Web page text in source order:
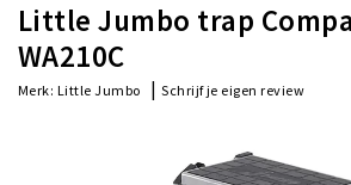
Little Jumbo trap
WA210C
Merk: Little Jumbo |Schrijf je eigen review